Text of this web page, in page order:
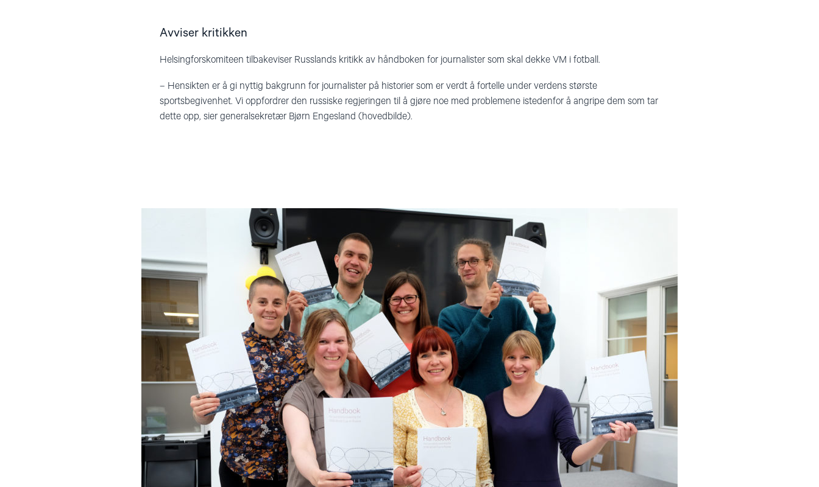
Avviser kritikken
Helsingforskomiteen tilbakeviser Russlands kritikk av håndboken for journalister som skal dekke VM i fotball.
– Hensikten er å gi nyttig bakgrunn for journalister på historier som er verdt å fortelle under verdens største
sportsbegivenhet. Vi oppfordrer den russiske regjeringen til å gjøre noe med problemene istedenfor å angripe dem som tar
dette opp, sier generalsekretær Bjørn Engesland (hovedbilde).